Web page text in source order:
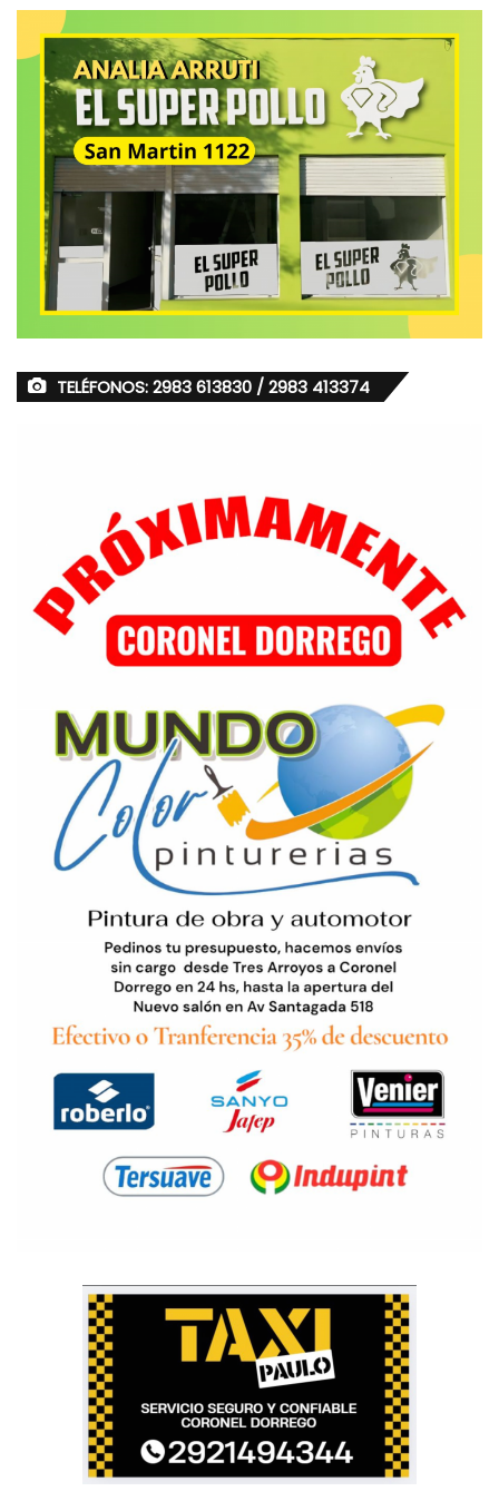
TELÉFONOS: 2983 613830 / 2983 413374